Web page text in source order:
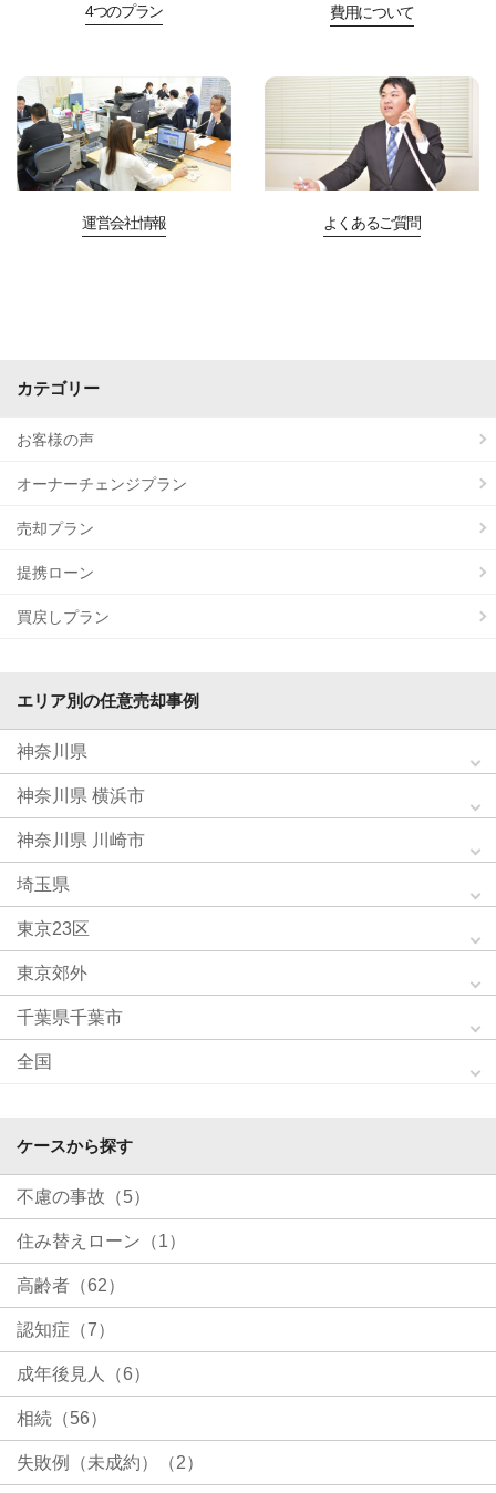
4つのプラン 費用について
運営会社情報 よくあるご質問
カテゴリー
お客様の声
オーナーチェンジプラン
売却プラン
提携ローン
買戻しプラン
エリア別の任意売却事例
神奈川県
神奈川県 横浜市
神奈川県 川崎市
埼玉県
東京23区
東京郊外
千葉県千葉市
全国
ケースから探す
不慮の事故（5）
住み替えローン（1）
高齢者（62）
認知症（7）
成年後見人（6）
相続（56）
失敗例（未成約）（2）